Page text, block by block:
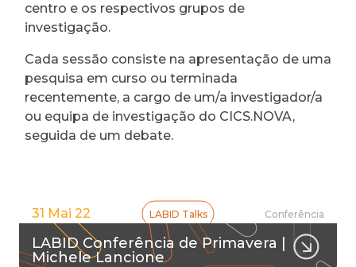
centro e os respectivos grupos de
investigação.
Cada sessão consiste na apresentação de uma
pesquisa em curso ou terminada
recentemente, a cargo de um/a investigador/a
ou equipa de investigação do CICS.NOVA,
seguida de um debate.
31 Mai 22 LABID Talks Conferência
LABID Conferência de Primavera |
Michele Lancione